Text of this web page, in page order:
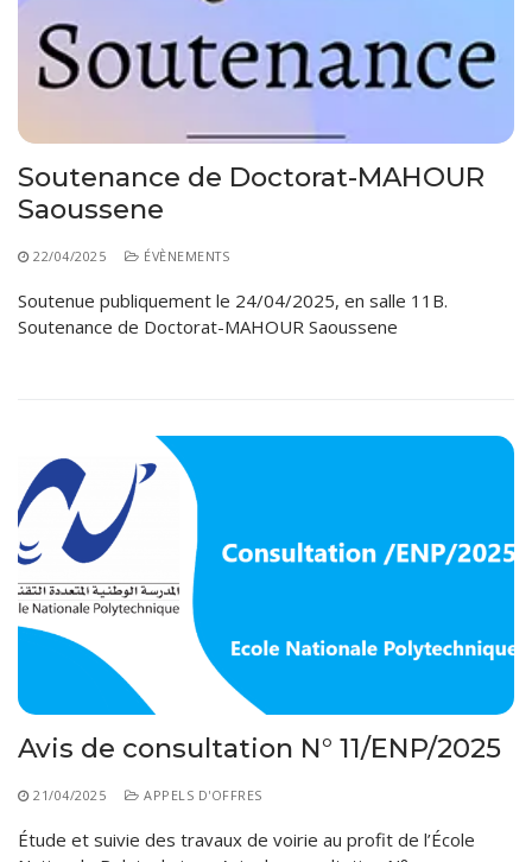
Programmes Pédagogiques
Formations assurées
Stages
Diplômes
Charte de Déontologie et D’éthique Universitaires
Soutenance de Doctorat-MAHOUR
Saoussene
22/04/2025 ÉVÈNEMENTS
Soutenue publiquement le 24/04/2025, en salle 11B.
Soutenance de Doctorat-MAHOUR Saoussene
Avis de consultation N° 11/ENP/2025
21/04/2025 APPELS D'OFFRES
Étude et suivie des travaux de voirie au profit de l’École